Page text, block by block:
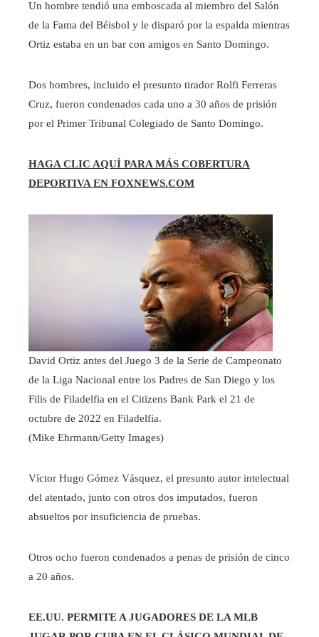
Un hombre tendió una emboscada al miembro del Salón
de la Fama del Béisbol y le disparó por la espalda mientras
Ortiz estaba en un bar con amigos en Santo Domingo.
Dos hombres, incluido el presunto tirador Rolfi Ferreras
Cruz, fueron condenados cada uno a 30 años de prisión
por el Primer Tribunal Colegiado de Santo Domingo.
HAGA CLIC AQUÍ PARA MÁS COBERTURA
DEPORTIVA EN FOXNEWS.COM
David Ortiz antes del Juego 3 de la Serie de Campeonato
de la Liga Nacional entre los Padres de San Diego y los
Filis de Filadelfia en el Citizens Bank Park el 21 de
octubre de 2022 en Filadelfia.
(Mike Ehrmann/Getty Images)
Víctor Hugo Gómez Vásquez, el presunto autor intelectual
del atentado, junto con otros dos imputados, fueron
absueltos por insuficiencia de pruebas.
Otros ocho fueron condenados a penas de prisión de cinco
a 20 años.
EE.UU. PERMITE A JUGADORES DE LA MLB